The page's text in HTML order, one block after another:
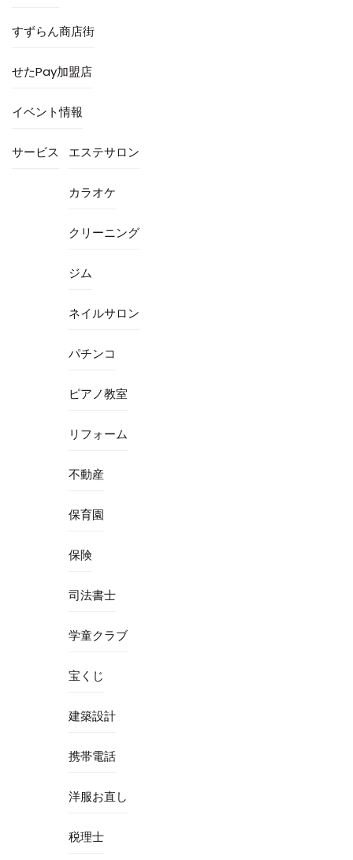
すずらん商店街
せたPay加盟店
イベント情報
サービス エステサロン
カラオケ
クリーニング
ジム
ネイルサロン
パチンコ
ピアノ教室
リフォーム
不動産
保育園
保険
司法書士
学童クラブ
宝くじ
建築設計
携帯電話
洋服お直し
税理士